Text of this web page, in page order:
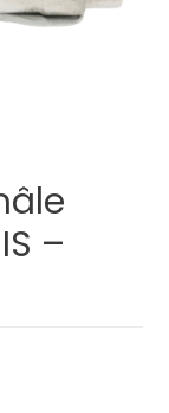
–